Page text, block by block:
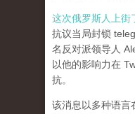
这次俄罗斯人上街
抗议当局封锁
名反对派领导人
以他的影响力在
抗。
该消息以多种语言